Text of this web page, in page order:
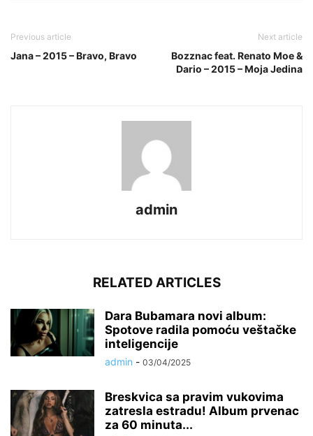
Previous article
Jana – 2015 – Bravo, Bravo
Next article
Bozznac feat. Renato Moe &
Dario – 2015 – Moja Jedina
admin
RELATED ARTICLES
Dara Bubamara novi album:
Spotove radila pomoću veštačke
inteligencije
admin - 03/04/2025
Breskvica sa pravim vukovima
zatresla estradu! Album prvenac
za 60 minuta...